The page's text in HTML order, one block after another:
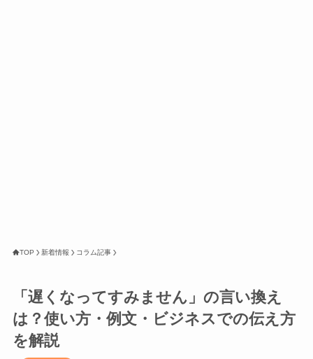
TOP 新着情報 コラム記事
「遅くなってすみません」の言い換え
は？使い方・例文・ビジネスでの伝え方
を解説